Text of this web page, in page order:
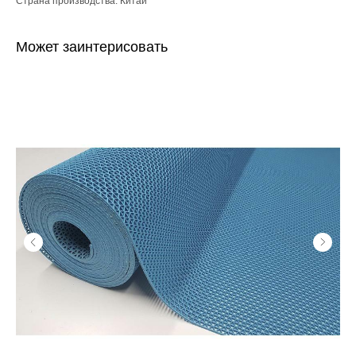
Может заинтерисовать